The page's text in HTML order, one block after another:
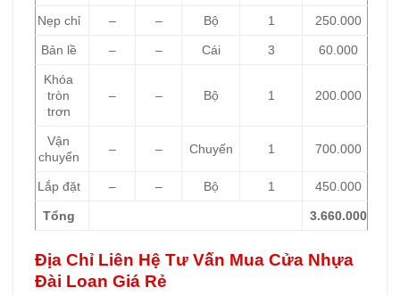
Nẹp chỉ – – Bộ 1 250.000
Bản lề – – Cái 3 60.000
Khóa
tròn
trơn
– – Bộ 1 200.000
Vận
chuyển
– – Chuyến 1 700.000
Lắp đặt – – Bộ 1 450.000
Tổng 3.660.000
Địa Chỉ Liên Hệ Tư Vấn Mua Cửa Nhựa
Đài Loan Giá Rẻ